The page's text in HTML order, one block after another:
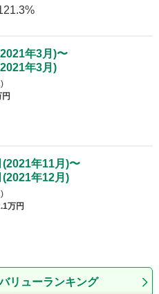
2021年3月 )〜
2021年3月 )
円
(2021年11月 )〜
(2021年12月 )
.1万円
リューランキング